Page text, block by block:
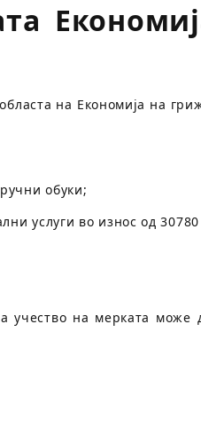
на Економија на
обуки;
услуги во износ од
учество на мерката